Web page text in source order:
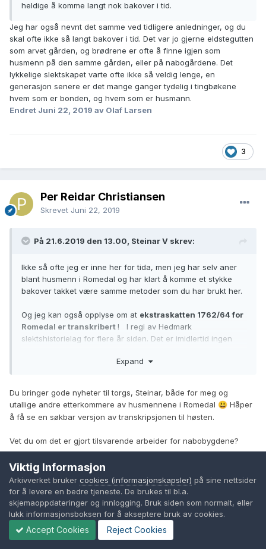
heldige å komme langt nok bakover i tid.
Jeg har også nevnt det samme ved tidligere anledninger, og du
skal ofte ikke så langt bakover i tid. Det var jo gjerne eldstegutten
som arvet gården, og brødrene er ofte å finne igjen som
husmenn på den samme gården, eller på nabogårdene. Det
lykkelige slektskapet varte ofte ikke så veldig lenge, en
generasjon senere er det mange ganger tydelig i tingbøkene
hvem som er bonden, og hvem som er husmann.
Endret Juni 22, 2019 av Olaf Larsen
3
Per Reidar Christiansen
Skrevet Juni 22, 2019
På 21.6.2019 den 13.00, Steinar V skrev:
Ikke så ofte jeg er inne her for tida, men jeg har selv aner
blant husmenn i Romedal og har klart å komme et stykke
bakover takket være samme metoder som du har brukt her.
Og jeg kan også opplyse om at ekstraskatten 1762/64 for
Romedal er transkribert ! I regi av Hedmark
slektshistorielag for flere år siden. Det er imidlertid ingen
bidra til en publisering på Digitalarkivet, men har
Forlovererklæringene mener jeg er tilgjengelig på
Digitalarkivet, men det er mulig jeg husker feil.
mvh
Expand
Du bringer gode nyheter til torgs, Steinar, både for meg og
utallige andre etterkommere av husmennene i Romedal 😃 Håper
å få se en søkbar versjon av transkripsjonen til høsten.
Vet du om det er gjort tilsvarende arbeider for nabobygdene?
Per Reidar Christiansen
SkrevetJuni 22, 2019
På 22.6.2019 den 1.01, Olaf Larsen skrev:
Viktig Informasjon
Arkivverket bruker cookies (informasjonskapsler) på sine nettsider
for å levere en bedre tjeneste. De brukes til bl.a.
skjemaoppdateringer og innlogging. Bruk siden som normalt, eller
lukk informasjonsboksen for å akseptere bruk av cookies.
Accept Cookies Reject Cookies